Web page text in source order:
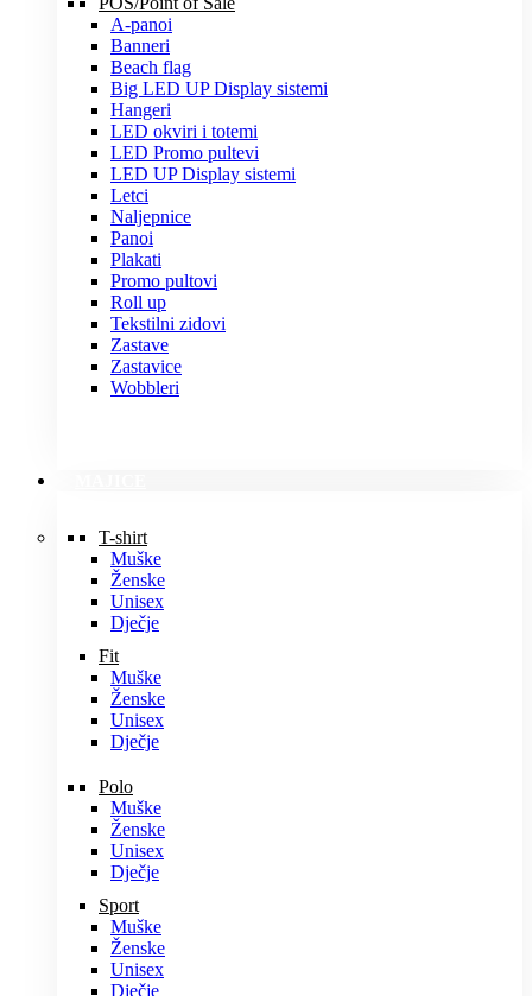
A-panoi
Banneri
Beach flag
Big LED UP Display sistemi
Hangeri
LED okviri i totemi
LED Promo pultevi
LED UP Display sistemi
Letci
Naljepnice
Panoi
Plakati
Promo pultovi
Roll up
Tekstilni zidovi
Zastave
Zastavice
Wobbleri
T-shirt
Muške
Ženske
Unisex
Dječje
Fit
Muške
Ženske
Unisex
Dječje
Polo
Muške
Ženske
Unisex
Dječje
Sport
Muške
Ženske
Unisex
Dječje